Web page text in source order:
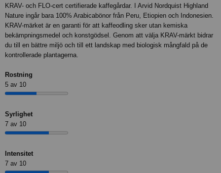
KRAV- och FLO-cert certifierade kaffegårdar. I Arvid Nordquist Highland
Nature ingår bara 100% Arabicabönor från Peru, Etiopien och Indonesien.
KRAV-märket är en garanti för att kaffeodling sker utan kemiska
bekämpningsmedel och konstgödsel. Genom att välja KRAV-märkt bidrar
du till en bättre miljö och till ett landskap med biologisk mångfald på de
kontrollerade plantagerna.
Rostning
5 av 10
Syrlighet
7 av 10
Intensitet
7 av 10